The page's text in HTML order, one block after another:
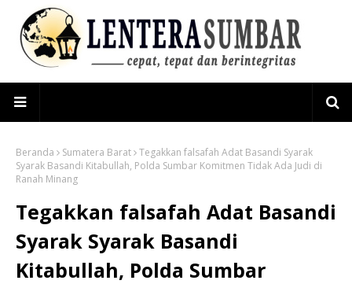
Beranda Sumatera Barat Tegakkan falsafah Adat Basandi Syarak
Syarak Basandi Kitabullah, Polda Sumbar Komitmen Tidak Ada Judi di
Ranah Minang
Tegakkan falsafah Adat Basandi
Syarak Syarak Basandi
Kitabullah, Polda Sumbar